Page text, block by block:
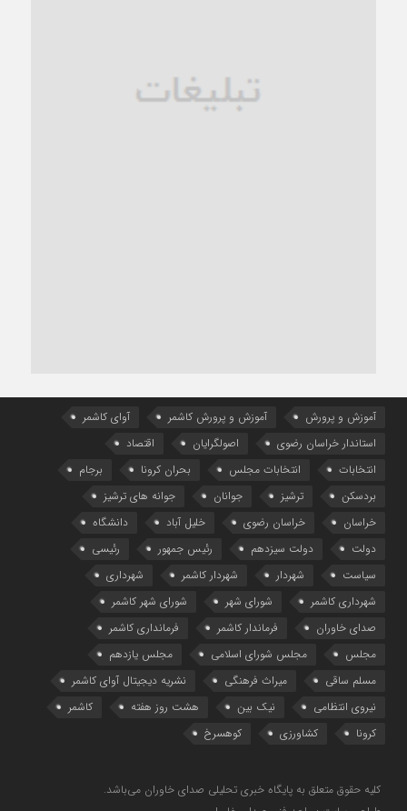
آموزش و پرورش آموزش و پرورش کاشمر
آوای کاشمر
استاندار خراسان رضوی
اصولگرایان
اقتصاد
انتخابات
انتخابات مجلس بحران کرونا
برجام
بردسکن
ترشیز جوانان
جوانه های ترشیز
خراسان
خراسان رضوی خلیل آباد
دانشگاه
دولت
دولت سیزدهم رئیس جمهور
رئیسی
سیاست
شهردار شهردار کاشمر
شهرداری
شهرداری کاشمر
شورای شهر
شورای شهر کاشمر
صدای خاوران
فرماندار کاشمر
فرمانداری کاشمر
مجلس
مجلس شورای اسلامی
مجلس یازدهم
مسلم ساقی
میراث فرهنگی
نشریه دیجیتال آوای کاشمر
نیروی انتظامی
نیک بین هشت روز هفته
کاشمر
کرونا
کشاورزی کوهسرخ
کلیه حقوق متعلق به پایگاه خبری تحلیلی صدای خاوران می‌باشد.